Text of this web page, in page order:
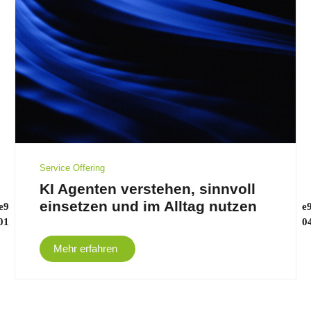
Service Offering
KI Agenten verstehen, sinnvoll
einsetzen und im Alltag nutzen
Mehr erfahren